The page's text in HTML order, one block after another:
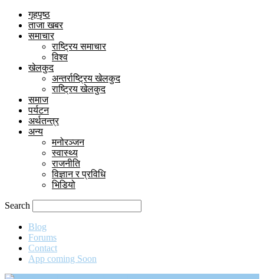
गृहपृष्ठ
ताजा खबर
समाचार
राष्ट्रिय समाचार
विश्व
खेलकुद
अन्तर्राष्ट्रिय खेलकुद
राष्ट्रिय खेलकुद
समाज
पर्यटन
अर्थतन्त्र
अन्य
मनोरञ्जन
स्वास्थ्य
राजनीति
विज्ञान र प्रविधि
भिडियो
Search
Blog
Forums
Contact
App coming Soon